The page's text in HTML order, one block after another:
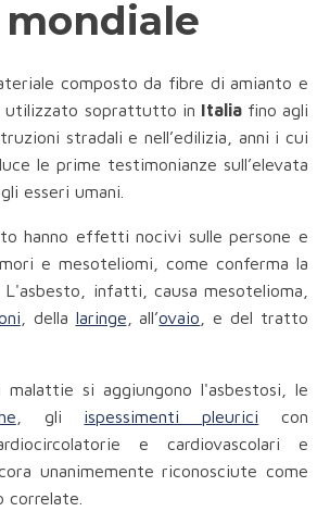
composto da fibre di amianto e
utilizzato soprattutto in Italiafino agli
stradali e nell’edilizia, anni i cui
le prime testimonianze sull’elevata
esseri umani.
hanno effetti nocivi sulle persone e
e mesoteliomi, come conferma la
. L'asbesto, infatti, causa mesotelioma,
, della laringe , all’ovaio , e del tratto
si aggiungono l'asbestosi, le
, gli ispessimenti pleurici con
e cardiovascolari e
unanimemente riconosciute come
correlate.